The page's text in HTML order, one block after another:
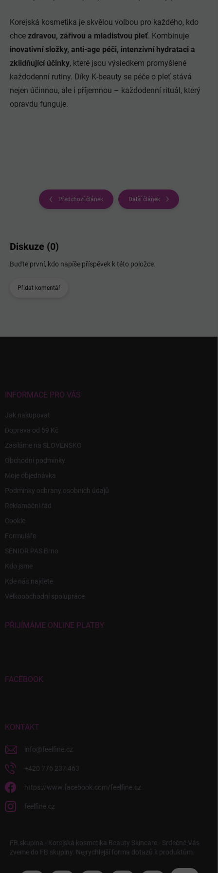
Korejská kosmetika je skvělou volbou pro každého, kdo
chce zdravou, zářivou a mladistvou pleť. Kombinuje
inovativní složky, anti-age péči, intenzivní hydrataci a
zklidňující účinky, které jsou výsledkem promyšlené
každodenní rutiny. Díky K‑beauty se péče o pleť stává
nejen účinnou, ale i příjemnou – každodenní rituál, který
opravdu funguje.
Předchozí článek Další článek
Diskuze (0)
Buďte první, kdo napíše příspěvek k této položce.
Přidat komentář
INFORMACE PRO VÁS
Jak nakupovat
Doprava od 59 Kč
Zasíláme na SLOVENSKO
Obchodní podmínky
Moje objednávka
Podmínky ochrany osobních údajů
Reklamační řád
Cookie
Formuláře
SENIOR PAS Brno
Kdo jsme
Kde nás najdete
Velkoobchodní spolupráce
PŘIJÍMÁME ONLINE PLATBY
FACEBOOK
KONTAKT
info@feelfine.cz
+420 776 237 463
https://www.facebook.com/feelfine.cz
feelfine.cz
FB skupina - Korejská kosmetika Beauty Skincare - Srdečně Vás
zveme do FB skupiny. Nejrychlejší forma dotazů k produktům.